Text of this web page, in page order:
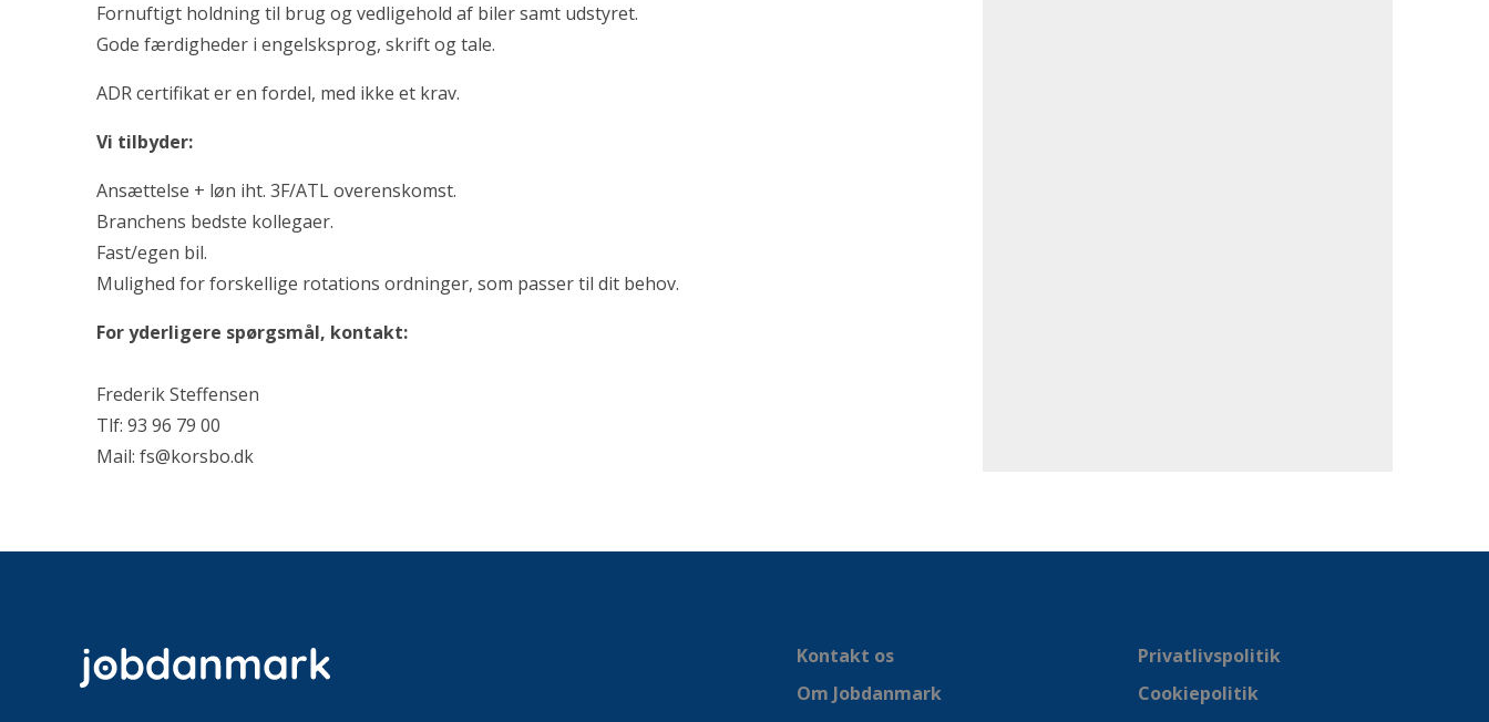
Fornuftigt holdning til brug og vedligehold af biler samt udstyret.
Gode færdigheder i engelsksprog, skrift og tale.
ADR certifikat er en fordel, med ikke et krav.
Vi tilbyder:
Ansættelse + løn iht. 3F/ATL overenskomst.
Branchens bedste kollegaer.
Fast/egen bil.
Mulighed for forskellige rotations ordninger, som passer til dit behov.
For yderligere spørgsmål, kontakt:
Frederik Steffensen
Tlf: 93 96 79 00
Mail: fs@korsbo.dk
Kontakt os
Om Jobdanmark
Privatlivspolitik
Cookiepolitik